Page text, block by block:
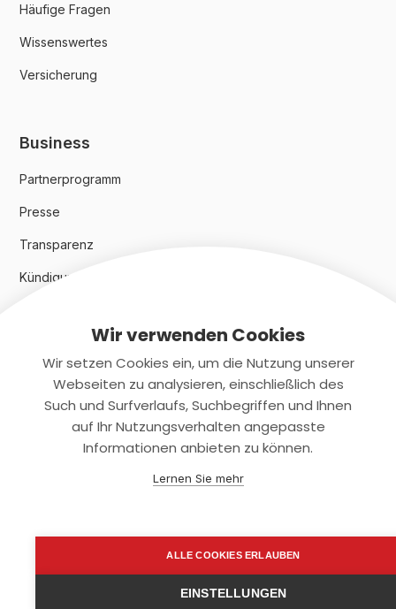
Häufige Fragen
Wissenswertes
Versicherung
Business
Partnerprogramm
Presse
Transparenz
Kündigungsindex 2024
Rechtliches
Datenschutz
support@smartkuendigen.de
Wir verwenden Cookies
Wir setzen Cookies ein, um die Nutzung unserer
Webseiten zu analysieren, einschließlich des
Such und Surfverlaufs, Suchbegriffen und Ihnen
auf Ihr Nutzungsverhalten angepasste
Informationen anbieten zu können.
Lernen Sie mehr
ALLE COOKIES ERLAUBEN
EINSTELLUNGEN